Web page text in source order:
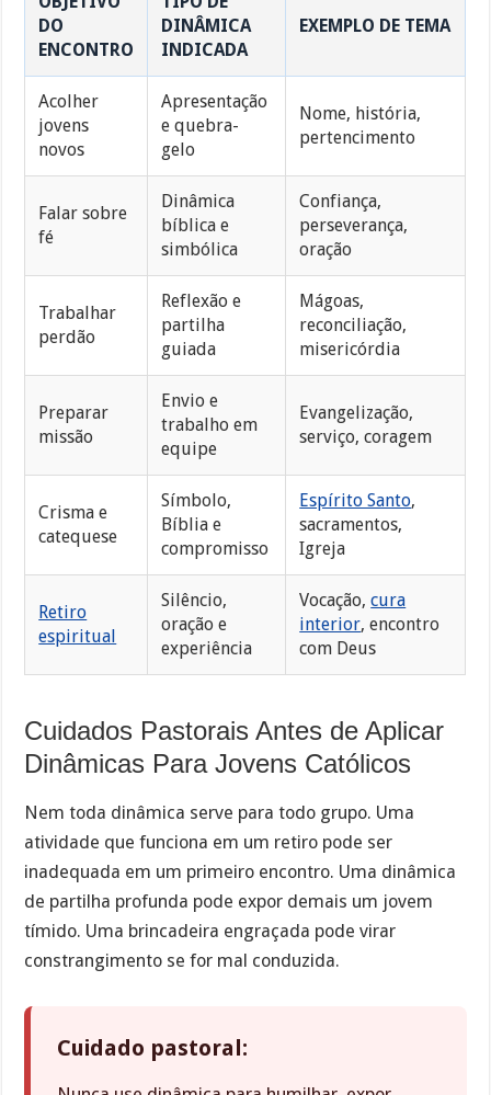
DO
ENCONTRO
DINÂMICA
INDICADA
EXEMPLO DE TEMA
Acolher
jovens
novos
Apresentação
e quebra-
gelo
Nome, história,
pertencimento
Falar sobre
fé
Dinâmica
bíblica e
simbólica
Confiança,
perseverança,
oração
Trabalhar
perdão
Reflexão e
partilha
guiada
Mágoas,
reconciliação,
misericórdia
Preparar
missão
Envio e
trabalho em
equipe
Evangelização,
serviço, coragem
Crisma e
catequese
Símbolo,
Bíblia e
compromisso
Espírito Santo,
sacramentos,
Igreja
Retiro
espiritual
Silêncio,
oração e
experiência
Vocação,cura
interior, encontro
com Deus
Cuidados Pastorais Antes de Aplicar
Dinâmicas Para Jovens Católicos
Nem toda dinâmica serve para todo grupo. Uma
atividade que funciona em um retiro pode ser
inadequada em um primeiro encontro. Uma dinâmica
de partilha profunda pode expor demais um jovem
tímido. Uma brincadeira engraçada pode virar
constrangimento se for mal conduzida.
Cuidado pastoral: